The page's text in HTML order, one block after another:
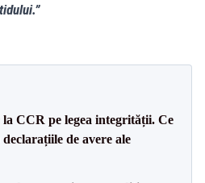
CCR pe legea integrității. Ce
de avere ale